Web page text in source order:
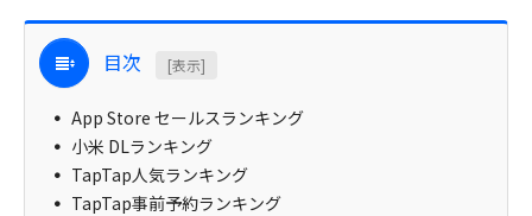
目次 [表示]
App Store セールスランキング
小米 DLランキング
TapTap人気ランキング
TapTap事前予約ランキング